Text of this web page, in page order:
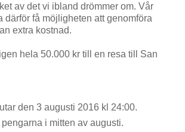
av det vi ibland drömmer om. Vår
därför få möjligheten att genomföra
extra kostnad.
hela 50.000 kr till en resa till San
den 3 augusti 2016 kl 24:00.
i mitten av augusti.